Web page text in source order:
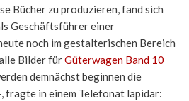
Bücher zu produzieren, fand sich
Geschäftsführer einer
noch im gestalterischen Bereich
Bilder fürGüterwagen Band 10
demnächst beginnen die
fragte in einem Telefonat lapidar: